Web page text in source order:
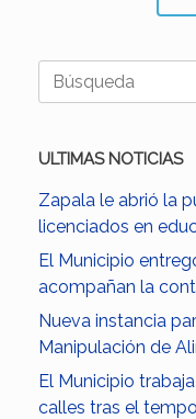
Buscar:
ULTIMAS NOTICIAS
Zapala le abrió la
licenciados en
El Municipio
acompañan la
Nueva instancia
Manipulación de
El Municipio
calles tras el